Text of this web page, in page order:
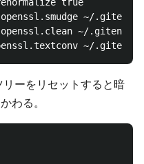
~/
~/
ーをリセットすると暗
わる。